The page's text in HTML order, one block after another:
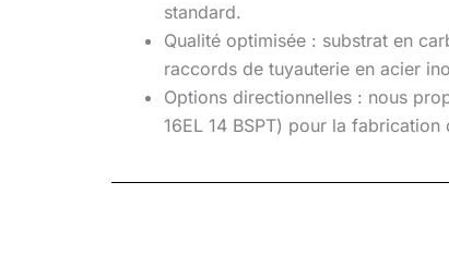
standard.
Qualité optimisée : substrat en
raccords de tuyauterie en acier
Options directionnelles : nous
16EL 14 BSPT) pour la